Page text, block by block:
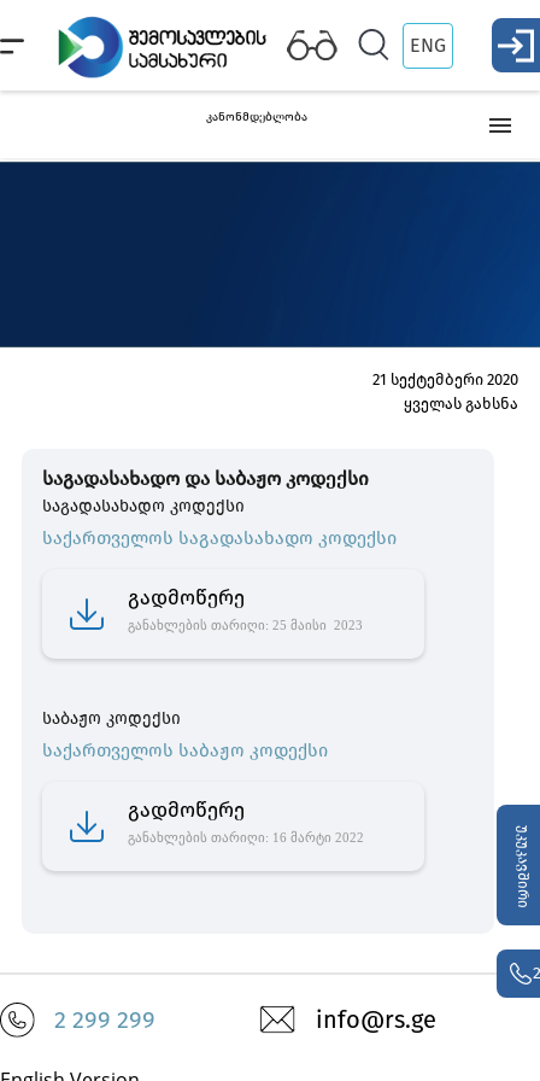
ENG
უკუკავშირი
კანონმდებლობა
შემოსავლების სამსახურის უფროსის ბრძანებები
21 სექტემბერი 2020
ყველას გახსნა
საგადასახადო და საბაჟო კოდექსი
საგადასახადო კოდექსი
საქართველოს საგადასახადო კოდექსი
გადმოწერე
განახლების თარიღი: 25 მაისი 2023
საბაჟო კოდექსი
საქართველოს საბაჟო კოდექსი
გადმოწერე
განახლების თარიღი: 16 მარტი 2022
info@rs.ge
2 299 299